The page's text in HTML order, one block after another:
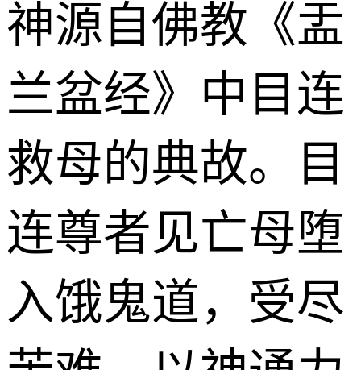
神源自佛教《盂
兰盆经》中目连
救母的典故。目
连尊者见亡母堕
入饿鬼道，受尽